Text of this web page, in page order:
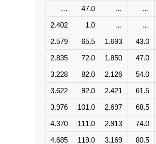
…
…
47.0
…
…
…
1.0
2.402
43.0
1.693
65.5
2.579
47.0
1.850
72.0
2.835
54.0
2.126
82.0
3.228
61.5
2.421
92.0
3.622
68.5
2.697
101.0
3.976
74.0
2.913
111.0
4.370
80.5
3.169
119.0
4.685